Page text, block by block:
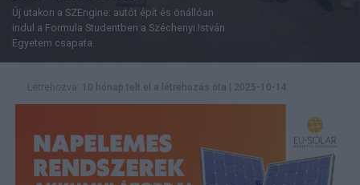
Új utakon a SZEngine: autót épít és önállóan
indul a Formula Studentben a Széchenyi István
Egyetem csapata.
Létrehozva: 10 hónap telt el a létrehozás óta 2025-10-14